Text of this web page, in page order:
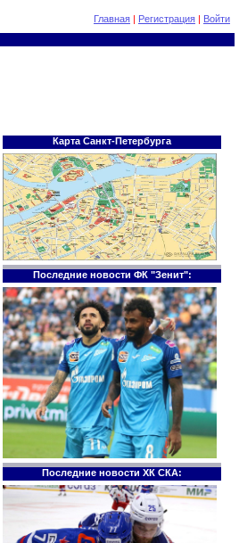
Главная | Регистрация | Войти
Карта Санкт-Петербурга
Последние новости ФК "Зенит":
Последние новости ХК СКА: